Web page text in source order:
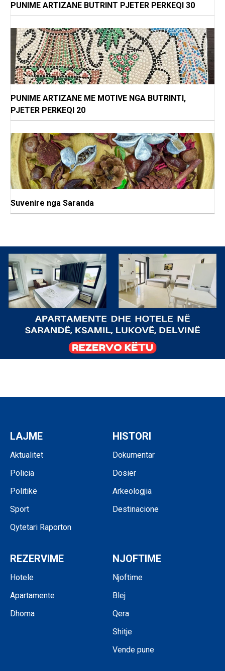
PUNIME ARTIZANE BUTRINT PJETER PERKEQI 30
PUNIME ARTIZANE ME MOTIVE NGA BUTRINTI,
PJETER PERKEQI 20
Suvenire nga Saranda
LAJME
Aktualitet
Policia
Politikë
Sport
Qytetari Raporton
HISTORI
Dokumentar
Dosier
Arkeologjia
Destinacione
REZERVIME
Hotele
Apartamente
Dhoma
NJOFTIME
Njoftime
Blej
Qera
Shitje
Vende pune